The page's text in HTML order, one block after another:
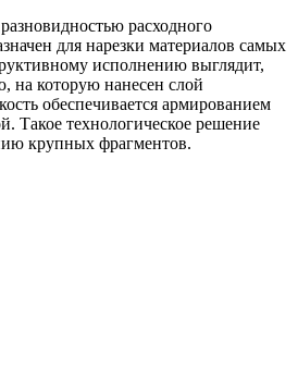
расходного
для нарезки материалов самых
исполнению выглядит,
на которую нанесен слой
обеспечивается армированием
Такое технологическое решение
крупных фрагментов.